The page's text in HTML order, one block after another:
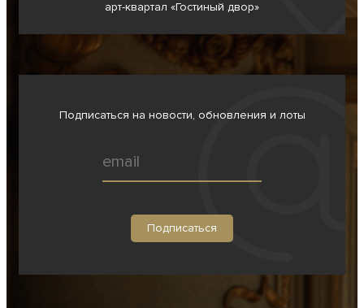
арт-квартал «Гостиный двор»
Подписаться на новости, обновления и лоты